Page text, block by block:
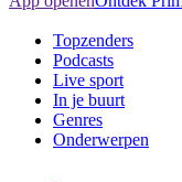
Topzenders
Podcasts
Live sport
In je buurt
Genres
Onderwerpen